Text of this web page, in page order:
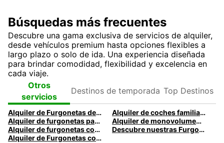
Búsquedas más frecuentes
Descubre una gama exclusiva de servicios de alquiler,
desde vehículos premium hasta opciones flexibles a
largo plazo o solo de ida. Una experiencia diseñada
para brindar comodidad, flexibilidad y excelencia en
cada viaje.
Otros
servicios
temporada
Destinos
Alquiler de Furgonetas de reparto | Europcar
Alquiler de coches familiares en Francia | Espaciosos y para toda la familia | Europcar
Alquiler de furgonetas para mudanzas | Europcar
Alquiler de monovolumen con Europcar
Alquiler de furgonetas con caja cerrada | Europcar
Descubre nuestras Furgonetas Eléctricas
Alquiler de Furgonetas con caja abierta | Europcar